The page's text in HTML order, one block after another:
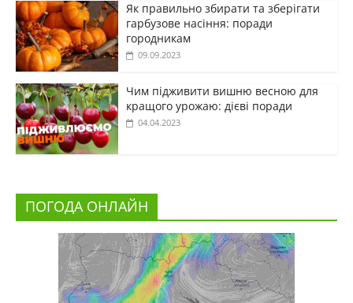
Як правильно збирати та зберігати
гарбузове насіння: поради
городникам
09.09.2023
Чим підживити вишню весною для
кращого урожаю: дієві поради
04.04.2023
ПОГОДА ОНЛАЙН